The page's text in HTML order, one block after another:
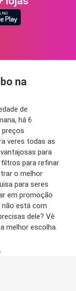
na
de
há 6
veres todas as
para
para refinar
o melhor
para seres
em promoção
não está com
dele? Vê
melhor escolha.